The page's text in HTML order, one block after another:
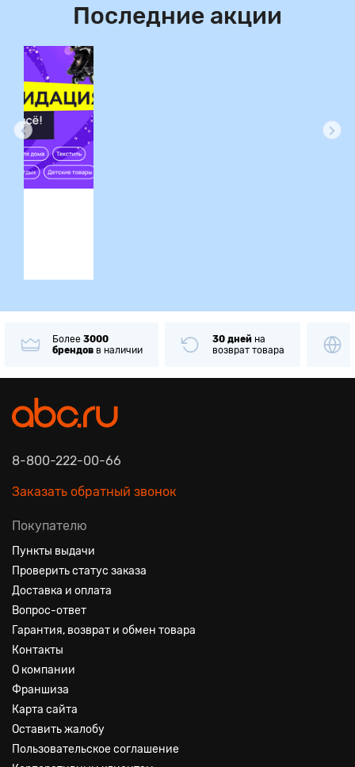
Последние акции
Более 3000
брендов в наличии
30 дней на
возврат товара
8-800-222-00-66
Заказать обратный звонок
Покупателю
Пункты выдачи
Проверить статус заказа
Доставка и оплата
Вопрос-ответ
Гарантия, возврат и обмен товара
Контакты
О компании
Франшиза
Карта сайта
Оставить жалобу
Пользовательское соглашение